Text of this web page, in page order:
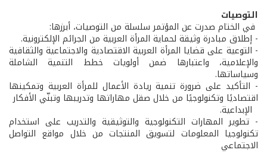
التوصيات
في الختام صدرت عن المؤتمر سلسلة من التوصيات، أبرزها:
- إطلاق مبادرة وثيقة لحماية المرأة العربية من الجرائم الإلكترونية.
- التوعية على قضايا المرأة العربية الاقتصادية والاجتماعية والثقافية
والإعلامية، واعتبارها ضمن أولويات خطط التنمية الشاملة
وسياساتها.
- التأكيد على ضرورة تنمية ريادة الأعمال للمرأة العربية وتمكينها
اقتصاديًا وتكنولوجيًا من خلال صقل مهاراتها وتدريبها وتبنّي الأفكار
الإبداعية.
- تطوير المهارات التكنولوجية والتوثيقية والتدريب على استخدام
تكنولوجيا المعلومات لتسويق المنتجات من خلال مواقع التواصل
الاجتماعي